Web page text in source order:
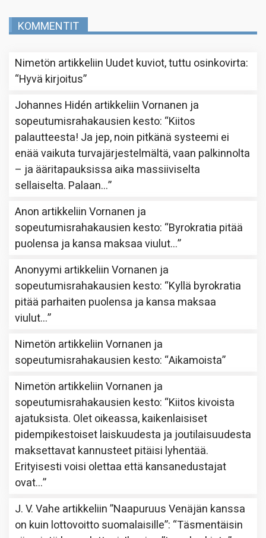
KOMMENTIT
Nimetön artikkeliin Uudet kuviot, tuttu osinkovirta:
“Hyvä kirjoitus”
Johannes Hidén artikkeliinVornanen ja
sopeutumisrahakausien kesto: “Kiitos
palautteesta! Ja jep, noin pitkänä systeemi ei
enää vaikuta turvajärjestelmältä, vaan palkinnolta
– ja ääritapauksissa aika massiiviselta
sellaiselta. Palaan…”
Anon artikkeliinVornanen ja
sopeutumisrahakausien kesto: “Byrokratia pitää
puolensa ja kansa maksaa viulut…”
Anonyymi artikkeliinVornanen ja
sopeutumisrahakausien kesto: “Kyllä byrokratia
pitää parhaiten puolensa ja kansa maksaa
viulut…”
Nimetön artikkeliinVornanen ja
sopeutumisrahakausien kesto: “Aikamoista”
Nimetön artikkeliinVornanen ja
sopeutumisrahakausien kesto: “Kiitos kivoista
ajatuksista. Olet oikeassa, kaikenlaisiset
pidempikestoiset laiskuudesta ja joutilaisuudesta
maksettavat kannusteet pitäisi lyhentää.
Erityisesti voisi olettaa että kansanedustajat
ovat…”
J. V. Vahe artikkeliin”Naapuruus Venäjän kanssa
on kuin lottovoitto suomalaisille”: “Täsmentäisin